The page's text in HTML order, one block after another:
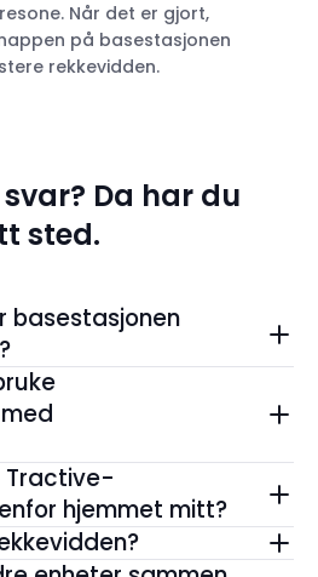
Når det er gjort,
på basestasjonen
rekkevidden.
Da har du
sted.
basestasjonen
rekkevidde av
kjæledyret å være i et trygt
Det er derfor visse
posisjonsoppdateringer
sparer batterilevetiden til
slått på ladestasjonen,
appen. Gå til Profil >
Trykk på "Legg til". Du
vises. Velg den og
Tractive-
hjemmet mitt?
basestasjonen til en
Vi anbefaler